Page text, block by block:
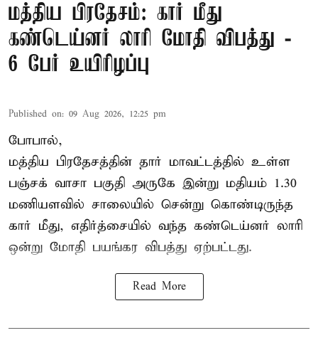
மத்திய பிரதேசம்: கார் மீது
கண்டெய்னர் லாரி மோதி விபத்து -
6 பேர் உயிரிழப்பு
Published on: 09 Aug 2026, 12:25 pm
போபால்,
மத்திய பிரதேசத்தின் தார் மாவட்டத்தில் உள்ள
பஞ்சக் வாசா பகுதி அருகே இன்று மதியம் 1.30
மணியளவில் சாலையில் சென்று கொண்டிருந்த
கார் மீது, எதிர்த்சையில் வந்த கண்டெய்னர் லாரி
ஒன்று மோதி பயங்கர விபத்து ஏற்பட்டது.
Read More